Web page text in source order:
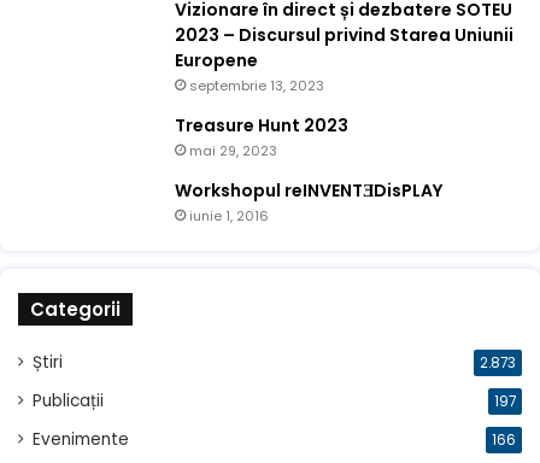
Vizionare în direct și dezbatere SOTEU
2023 – Discursul privind Starea Uniunii
Europene
septembrie 13, 2023
Treasure Hunt 2023
mai 29, 2023
Workshopul reINVENTƎDisPLAY
iunie 1, 2016
Categorii
Știri 2.873
Publicații 197
Evenimente 166